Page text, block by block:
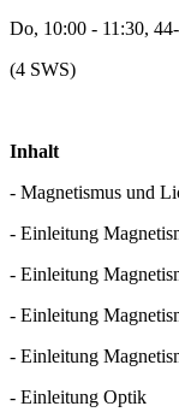
Do, 10:00 - 11:30,
(4 SWS)
Inhalt
- Magnetismus und
- Einleitung
- Einleitung
- Einleitung
- Einleitung
- Einleitung Optik